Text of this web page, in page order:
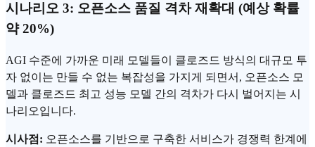
시나리오 3: 오픈소스 품질 격차 재확대 (예상 확률
약 20%)
AGI 수준에 가까운 미래 모델들이 클로즈드 방식의 대규모 투
자 없이는 만들 수 없는 복잡성을 가지게 되면서, 오픈소스 모
델과 클로즈드 최고 성능 모델 간의 격차가 다시 벌어지는 시
나리오입니다.
시사점: 오픈소스를 기반으로 구축한 서비스가 경쟁력 한계에